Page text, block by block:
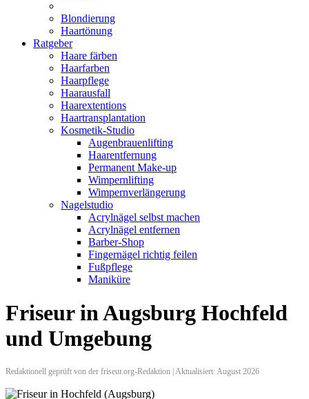
Blondierung
Haartönung
Ratgeber
Haare färben
Haarfarben
Haarpflege
Haarausfall
Haarextentions
Haartransplantation
Kosmetik-Studio
Augenbrauenlifting
Haarentfernung
Permanent Make-up
Wimpernlifting
Wimpernverlängerung
Nagelstudio
Acrylnägel selbst machen
Acrylnägel entfernen
Barber-Shop
Fingernägel richtig feilen
Fußpflege
Maniküre
Friseur in Augsburg Hochfeld
und Umgebung
Redaktionell geprüft von der friseur.org-Redaktion | Aktualisiert: August 2026